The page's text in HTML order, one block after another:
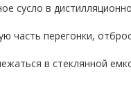
сусло в
часть перегонки,
в стеклянной